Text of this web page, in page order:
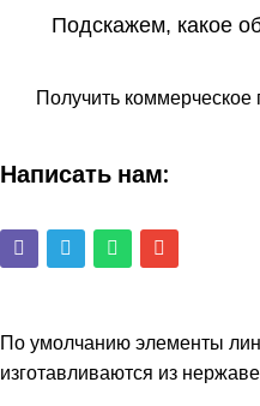
Подскажем, какое
Получить
Написать нам:
По умолчанию элементы
изготавливаются из